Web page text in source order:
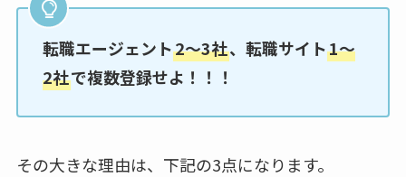
転職エージェント2～3社、転職サイト1～
2社で複数登録せよ！！！
その大きな理由は、下記の3点になります。